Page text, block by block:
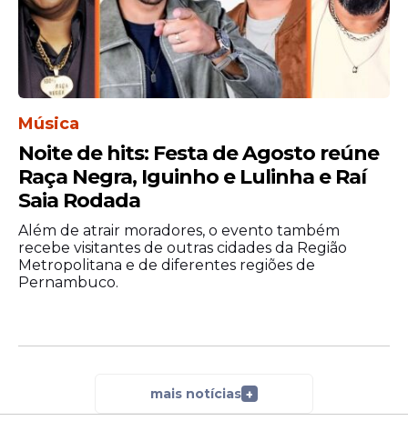
Música
Noite de hits: Festa de Agosto reúne
Raça Negra, Iguinho e Lulinha e Raí
Saia Rodada
Além de atrair moradores, o evento também
recebe visitantes de outras cidades da Região
Metropolitana e de diferentes regiões de
Pernambuco.
mais notícias +